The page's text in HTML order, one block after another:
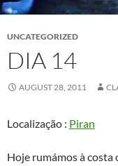
UNCATEGORIZED
DIA 14
AUGUST 28, 2011
Localização : Piran
Hoje rumámos à costa